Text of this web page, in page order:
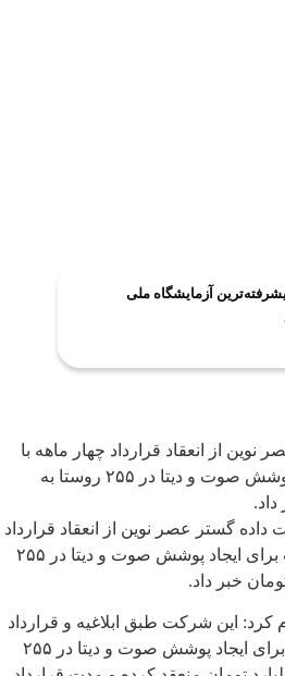
آزمایشگاه ملی
از انعقاد قرارداد چهار ماهه با
وزارت ارتباطات برای ایجاد پوشش صوت و دیتا در ۲۵۵ روستا به
گستر عصر نوین از انعقاد قرارداد
چهار ماهه با وزارت ارتباطات برای ایجاد پوشش صوت و دیتا در ۲۵۵
این شرکت طبق ابلاغیه و قرارداد
۳۰ خرداد با وزارت ارتباطات برای ایجاد پوشش صوت و دیتا در ۲۵۵